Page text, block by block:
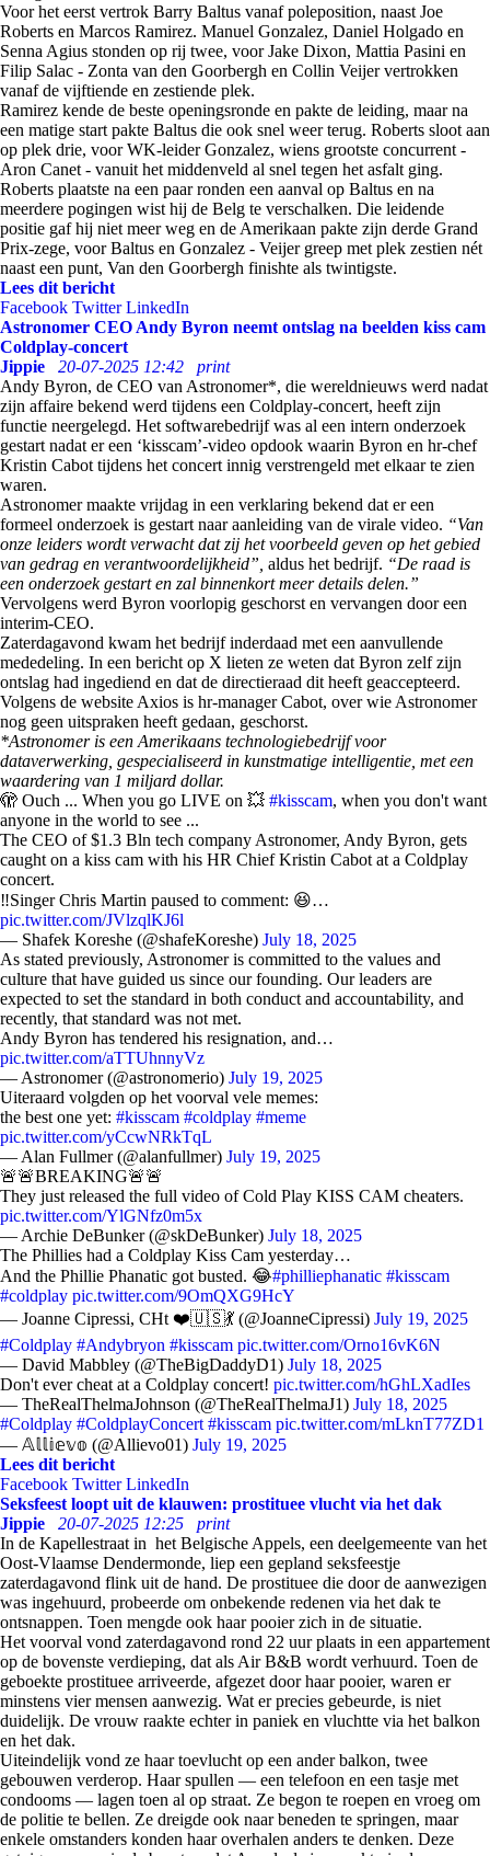
Voor het eerst vertrok Barry Baltus vanaf poleposition, naast Joe
Roberts en Marcos Ramirez. Manuel Gonzalez, Daniel Holgado en
Senna Agius stonden op rij twee, voor Jake Dixon, Mattia Pasini en
Filip Salac - Zonta van den Goorbergh en Collin Veijer vertrokken
vanaf de vijftiende en zestiende plek.
Ramirez kende de beste openingsronde en pakte de leiding, maar na
een matige start pakte Baltus die ook snel weer terug. Roberts sloot aan
op plek drie, voor WK-leider Gonzalez, wiens grootste concurrent -
Aron Canet - vanuit het middenveld al snel tegen het asfalt ging.
Roberts plaatste na een paar ronden een aanval op Baltus en na
meerdere pogingen wist hij de Belg te verschalken. Die leidende
positie gaf hij niet meer weg en de Amerikaan pakte zijn derde Grand
Prix-zege, voor Baltus en Gonzalez - Veijer greep met plek zestien nét
naast een punt, Van den Goorbergh finishte als twintigste.
Lees dit bericht
Facebook Twitter LinkedIn
Astronomer CEO Andy Byron neemt ontslag na beelden kiss cam
Coldplay-concert
Jippie
20-07-2025 12:42
print
Andy Byron, de CEO van Astronomer*, die wereldnieuws werd nadat
zijn affaire bekend werd tijdens een Coldplay-concert, heeft zijn
functie neergelegd. Het softwarebedrijf was al een intern onderzoek
gestart nadat er een ‘kisscam’-video opdook waarin Byron en hr-chef
Kristin Cabot tijdens het concert innig verstrengeld met elkaar te zien
waren.
Astronomer maakte vrijdag in een verklaring bekend dat er een
formeel onderzoek is gestart naar aanleiding van de virale video. “Van
onze leiders wordt verwacht dat zij het voorbeeld geven op het gebied
van gedrag en verantwoordelijkheid”, aldus het bedrijf. “De raad is
een onderzoek gestart en zal binnenkort meer details delen.”
Vervolgens werd Byron voorlopig geschorst en vervangen door een
interim-CEO.
Zaterdagavond kwam het bedrijf inderdaad met een aanvullende
mededeling. In een bericht op X lieten ze weten dat Byron zelf zijn
ontslag had ingediend en dat de directieraad dit heeft geaccepteerd.
Volgens de website Axios is hr-manager Cabot, over wie Astronomer
nog geen uitspraken heeft gedaan, geschorst.
*Astronomer is een Amerikaans technologiebedrijf voor
dataverwerking, gespecialiseerd in kunstmatige intelligentie, met een
waardering van 1 miljard dollar.
🫣 Ouch ... When you go LIVE on 💥 #kisscam, when you don't want
anyone in the world to see ...
The CEO of $1.3 Bln tech company Astronomer, Andy Byron, gets
caught on a kiss cam with his HR Chief Kristin Cabot at a Coldplay
concert.
‼️Singer Chris Martin paused to comment: 😆…
pic.twitter.com/JVlzqlKJ6l
— Shafek Koreshe (@shafeKoreshe) July 18, 2025
As stated previously, Astronomer is committed to the values and
culture that have guided us since our founding. Our leaders are
expected to set the standard in both conduct and accountability, and
recently, that standard was not met.
Andy Byron has tendered his resignation, and…
pic.twitter.com/aTTUhnnyVz
— Astronomer (@astronomerio) July 19, 2025
Uiteraard volgden op het voorval vele memes:
the best one yet: #kisscam #coldplay #meme
pic.twitter.com/yCcwNRkTqL
— Alan Fullmer (@alanfullmer) July 19, 2025
🚨🚨BREAKING🚨🚨
They just released the full video of Cold Play KISS CAM cheaters.
pic.twitter.com/YlGNfz0m5x
— Archie DeBunker (@skDeBunker) July 18, 2025
The Phillies had a Coldplay Kiss Cam yesterday…
And the Phillie Phanatic got busted. 😂#philliephanatic #kisscam
#coldplay pic.twitter.com/9OmQXG9HcY
— Joanne Cipressi, CHt ❤️🇺🇸💃 (@JoanneCipressi) July 19, 2025
#Coldplay #Andybryon #kisscam pic.twitter.com/Orno16vK6N
— David Mabbley (@TheBigDaddyD1) July 18, 2025
Don't ever cheat at a Coldplay concert! pic.twitter.com/hGhLXadIes
— TheRealThelmaJohnson (@TheRealThelmaJ1) July 18, 2025
#Coldplay #ColdplayConcert #kisscam pic.twitter.com/mLknT77ZD1
— 𝔸𝕝𝕝𝕚𝕖𝕧𝕠 (@Allievo01) July 19, 2025
Lees dit bericht
Facebook Twitter LinkedIn
Seksfeest loopt uit de klauwen: prostituee vlucht via het dak
Jippie
20-07-2025 12:25
print
In de Kapellestraat in het Belgische Appels, een deelgemeente van het
Oost-Vlaamse Dendermonde, liep een gepland seksfeestje
zaterdagavond flink uit de hand. De prostituee die door de aanwezigen
was ingehuurd, probeerde om onbekende redenen via het dak te
ontsnappen. Toen mengde ook haar pooier zich in de situatie.
Het voorval vond zaterdagavond rond 22 uur plaats in een appartement
op de bovenste verdieping, dat als Air B&B wordt verhuurd. Toen de
geboekte prostituee arriveerde, afgezet door haar pooier, waren er
minstens vier mensen aanwezig. Wat er precies gebeurde, is niet
duidelijk. De vrouw raakte echter in paniek en vluchtte via het balkon
en het dak.
Uiteindelijk vond ze haar toevlucht op een ander balkon, twee
gebouwen verderop. Haar spullen — een telefoon en een tasje met
condooms — lagen toen al op straat. Ze begon te roepen en vroeg om
de politie te bellen. Ze dreigde ook naar beneden te springen, maar
enkele omstanders konden haar overhalen anders te denken. Deze